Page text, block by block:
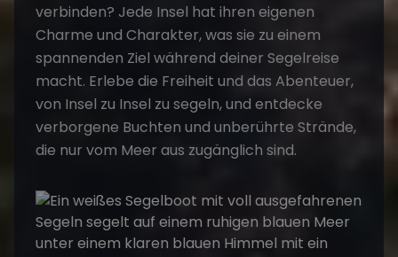
verbinden? Jede Insel hat ihren eigenen
Charme und Charakter, was sie zu einem
spannenden Ziel während deiner Segelreise
macht. Erlebe die Freiheit und das Abenteuer,
von Insel zu Insel zu segeln, und entdecke
verborgene Buchten und unberührte Strände,
die nur vom Meer aus zugänglich sind.